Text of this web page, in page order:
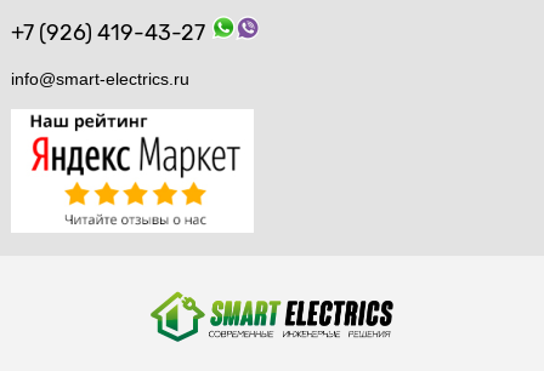
+7 (926) 419-43-27
info@smart-electrics.ru